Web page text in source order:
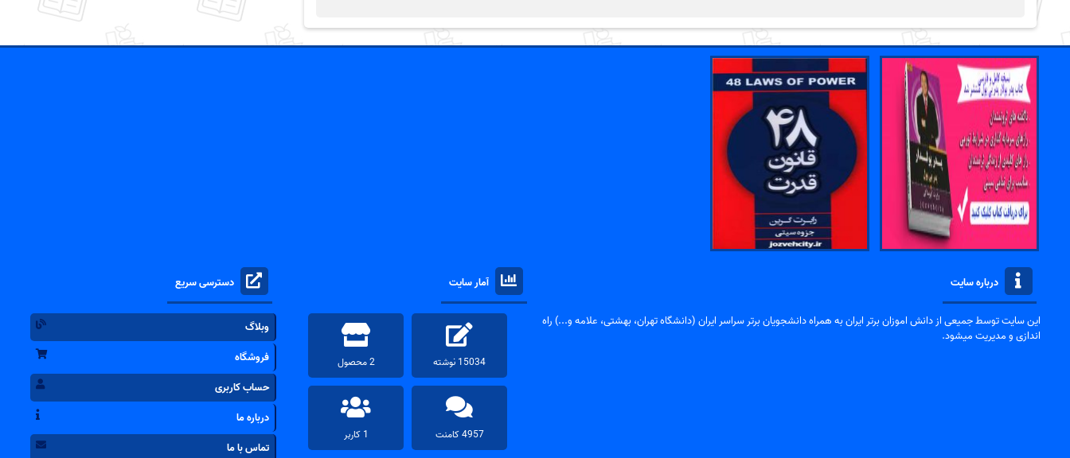
درباره سایت
این سایت توسط جمیعی از دانش اموزان برتر ایران به همراه دانشجویان برتر سراسر ایران (دانشگاه تهران، بهشتی، علامه و...) راه
اندازی و مدیریت میشود.
آمار سایت
15034 نوشته 2 محصول
4957 کامنت 1 کاربر
دسترسی سریع
وبلاگ
فروشگاه
حساب کاربری
درباره ما
تماس با ما